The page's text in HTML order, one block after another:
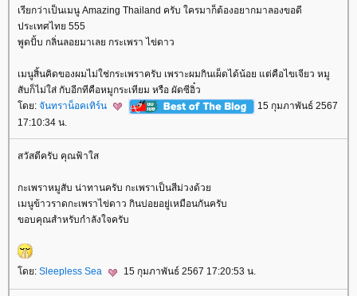
เรียกว่าเป็นเมนู Amazing Thailand ครับ ใครมาก็ต้องอยากมาลองขอดี
ประเทศไทย 555
พูดปั้บ กลิ่นลอยมาเลย กระเพรา ไข่ดาว
เมนูสิ้นคิดของผมไม่ใช่กระเพราครับ เพราะผมกินเผ็ดได้น้อย แต่คือไขเจียว หมู
สับก็ไม่ใส่ กับอีกทีคือหมูกระเทียม หรือ ผัดซีอิ๋ว
ดย: จันทราน็อคเทิร์น
15 กุมภาพันธ์ 2567
17:10:34 น.
สวัสดีครับ คุณฟ้าใส
กะเพราหมูสับ น่าทานครับ กะเพราเป็นสีม่วงด้ว
เมนูข้าวราดกะเพราไข่ดาว กินบ่อยอยู่เหมือนกันครับ
ขอบคุณสำหรับกำลังใจครับ
ดย: Sleepless Sea 15 กุมภาพันธ์ 2567 17:20:53 น.